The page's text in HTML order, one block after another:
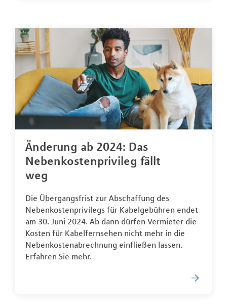
Änderung ab 2024: Das
Nebenkostenprivileg fällt
weg
Die Übergangsfrist zur Abschaffung des
Nebenkostenprivilegs für Kabelgebühren endet
am 30. Juni 2024. Ab dann dürfen Vermieter die
Kosten für Kabelfernsehen nicht mehr in die
Nebenkostenabrechnung einfließen lassen.
Erfahren Sie mehr.